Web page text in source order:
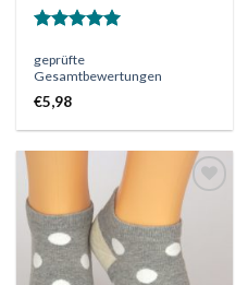
mit5.00
von 5
geprüfte
Gesamtbewertungen
€5,98
die
Wunschliste